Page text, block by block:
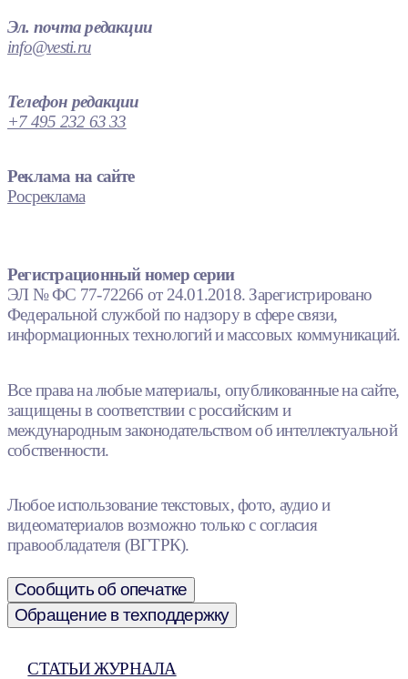
Эл. почта редакции
info@vesti.ru
Телефон редакции
+7 495 232 63 33
Реклама на сайте
Росреклама
Регистрационный номер серии
ЭЛ № ФС 77-72266 от 24.01.2018. Зарегистрировано
Федеральной службой по надзору в сфере связи,
информационных технологий и массовых коммуникаций.
Все права на любые материалы, опубликованные на сайте,
защищены в соответствии с российским и
международным законодательством об интеллектуальной
собственности.
Любое использование текстовых, фото, аудио и
видеоматериалов возможно только с согласия
правообладателя (ВГТРК).
Сообщить об опечатке
Обращение в техподдержку
СТАТЬИ ЖУРНАЛА